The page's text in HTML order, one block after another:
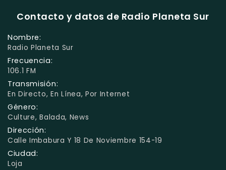
Contacto y datos de Radio Planeta Sur
Nombre:
Radio Planeta Sur
Frecuencia:
106.1 FM
Transmisión:
En Directo, En Línea, Por Internet
Género:
Culture, Balada, News
Dirección:
Calle Imbabura Y 18 De Noviembre 154-19
Ciudad:
Loja